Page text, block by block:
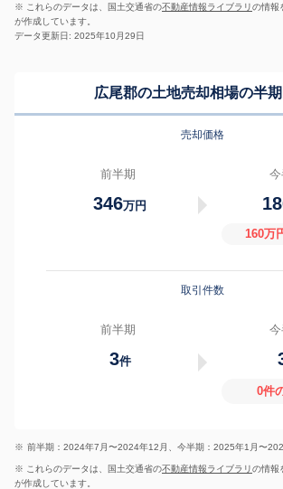
※ これらのデータは、国土交通省の不動産情報ライブラリの情報
が作成しています。
データ更新日: 2025年10月29日
広尾郡の土地売却相場の半
売却価格
前半期
346万円
今
160万
取引件数
前半期
3件
今
0件
※ 前半期：2024年7月〜2024年12月、今半期：2025年1月〜
※ これらのデータは、国土交通省の不動産情報ライブラリの情報
が作成しています。